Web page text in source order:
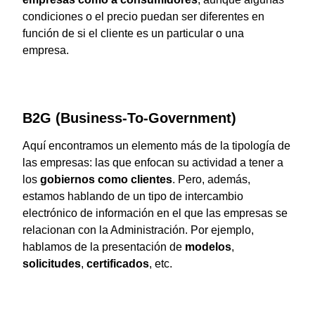
condiciones o el precio puedan ser diferentes en
función de si el cliente es un particular o una
empresa.
B2G (Business-To-Government)
Aquí encontramos un elemento más de la tipología de
las empresas: las que enfocan su actividad a tener a
los gobiernos como clientes. Pero, además,
estamos hablando de un tipo de intercambio
electrónico de información en el que las empresas se
relacionan con la Administración. Por ejemplo,
hablamos de la presentación de modelos,
solicitudes, certificados, etc.